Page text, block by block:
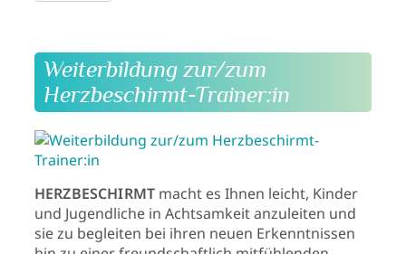
Weiterbildung zur/zum
Herzbeschirmt-Trainer:in
HERZBESCHIRMT macht es Ihnen leicht, Kinder
und Jugendliche in Achtsamkeit anzuleiten und
sie zu begleiten bei ihren neuen Erkenntnissen